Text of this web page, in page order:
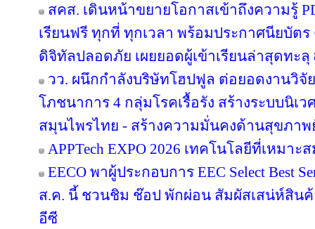
สคส. เดินหน้าขยายโอกาสเข้าถึงความรู้
เรียนฟรี ทุกที่ ทุกเวลา พร้อมประกาศนียบั
ดิจิทัลปลอดภัย เผยยอดผู้เข้าเรียนล่าสุดทะ
วว. ผนึกกำลังบริษัทโฮปฟูล ต่อยอดงานวิ
โภชนาการ 4 กลุ่มโรคเรื้อรัง สร้างระบบนิเ
สมุนไพรไทย - สร้างความมั่นคงด้านสุขภาพ
APPTech EXPO 2026 เทคโนโลยีที่เหมา
EECO พาผู้ประกอบการ EEC Select Best
ส.ค. นี้ ชวนชิม ช๊อป พักผ่อน สัมผัสเสน่ห์สิน
อีซี